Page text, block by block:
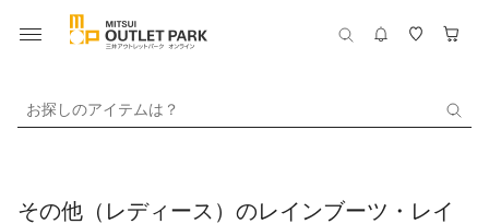
お探しのアイテムは？
その他（レディース）のレインブーツ・レイ